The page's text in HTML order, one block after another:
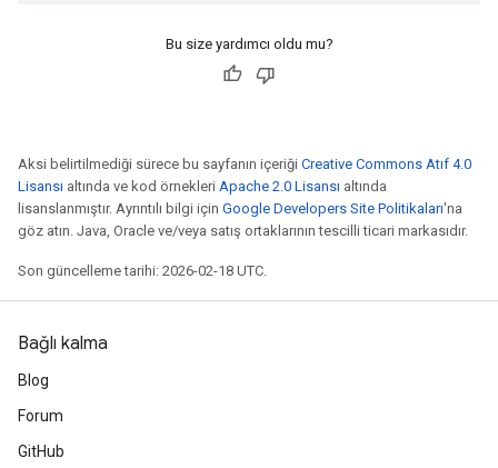
Bu size yardımcı oldu mu?
Aksi belirtilmediği sürece bu sayfanın içeriği Creative Commons Atıf 4.0
Lisansı altında ve kod örnekleri Apache 2.0 Lisansı altında
lisanslanmıştır. Ayrıntılı bilgi için Google Developers Site Politikaları'na
göz atın. Java, Oracle ve/veya satış ortaklarının tescilli ticari markasıdır.
Son güncelleme tarihi: 2026-02-18 UTC.
Bağlı kalma
Blog
Forum
GitHub